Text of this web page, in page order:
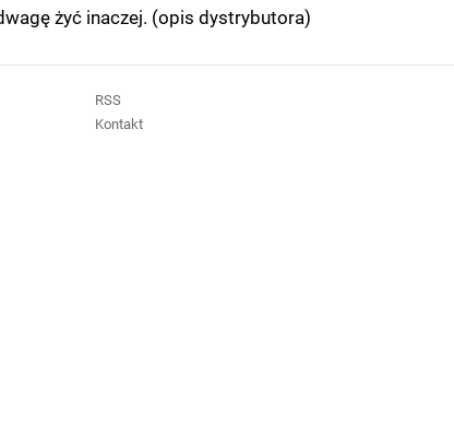
żyć inaczej. (opis dystrybutora)
RSS
Kontakt